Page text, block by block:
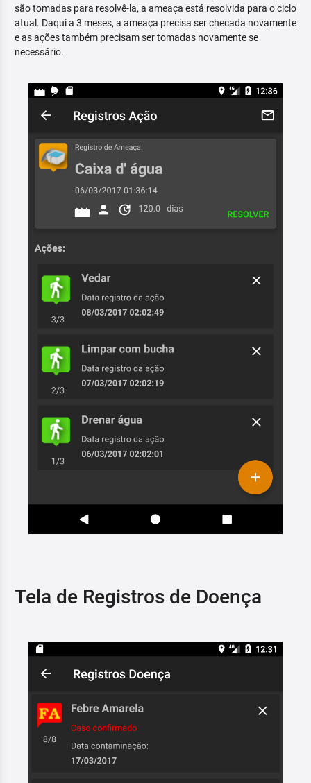
são tomadas para resolvê-la, a ameaça está resolvida para o ciclo
atual. Daqui a 3 meses, a ameaça precisa ser checada novamente
e as ações também precisam ser tomadas novamente se
necessário.
Tela de Registros de Doença